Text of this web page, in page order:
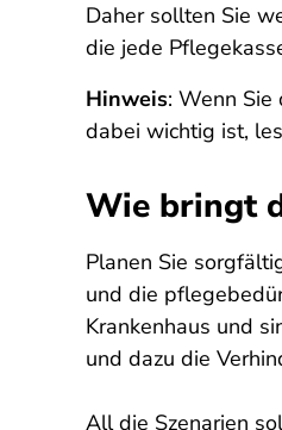
Daher sollten Sie
die jede
Hinweis: Wenn
dabei wichtig ist,
Wie bringt
Planen Sie
und die
Krankenhaus und
und dazu die
All die Szenarien